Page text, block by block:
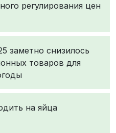
регулирования цен
заметно снизилось
товаров для
на яйца